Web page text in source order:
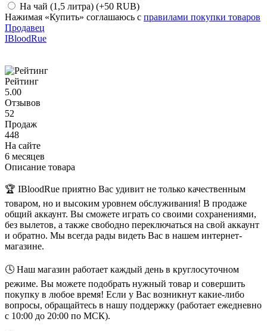
На чай (1,5 литра) (+50 RUB)
Нажимая «Купить» соглашаюсь с правилами покупки товаров
Продавец
IBloodRue
Рейтинг
5.00
Отзывов
52
Продаж
448
На сайте
6 месяцев
Описание товара
🏆 IBloodRue приятно Вас удивит не только качественным
товаром, но и высоким уровнем обслуживания! В продаже
общий аккаунт. Вы сможете играть со своими сохранениями,
без вылетов, а также свободно переключаться на свой аккаунт
и обратно. Мы всегда рады видеть Вас в нашем интернет-
магазине.
🕓 Наш магазин работает каждый день в круглосуточном
режиме. Вы можете подобрать нужный товар и совершить
покупку в любое время! Если у Вас возникнут какие-либо
вопросы, обращайтесь в нашу поддержку (работает ежедневно
с 10:00 до 20:00 по МСК).